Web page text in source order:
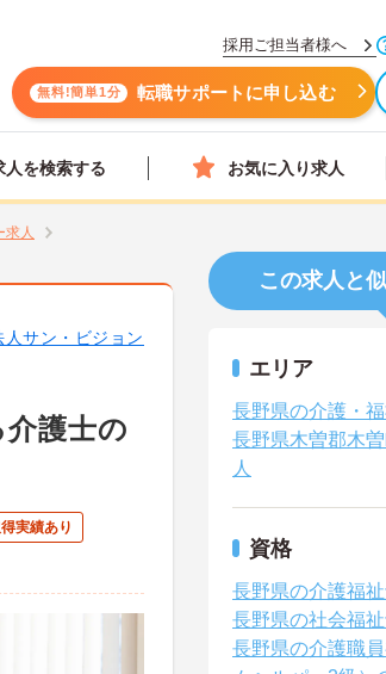
採用ご担当者様へ
無料!簡単1分 転職サポートに申し込む
人を検索する お気に入り求人
求人
サン・ビジョン
護士の
実績あり
この求人と
エリア
長野県の介護・福
長野県木曽郡木
人
資格
長野県の介護福
長野県の社会福
長野県の介護職